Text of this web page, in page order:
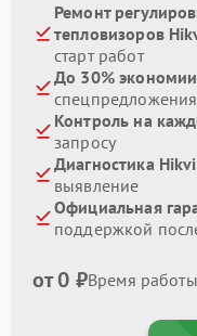
Ремонт
тепловизоров
старт работ
До 30% экономии
спецпредложения
Контроль на
запросу
Диагностика
выявление
Официальная
поддержкой
от 0 ₽Время